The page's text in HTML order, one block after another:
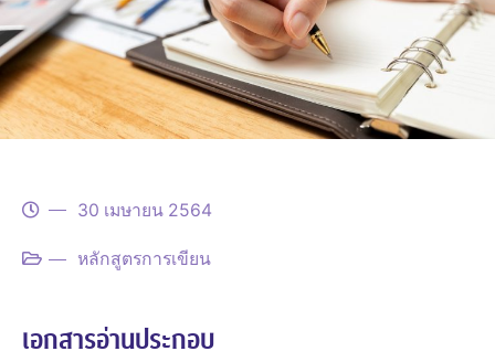
30 เมษายน 2564
หลักสูตรการเขียน
เอกสารอ่านประกอบ